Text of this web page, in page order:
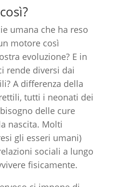
umana che ha reso
motore così
evoluzione? E in
rende diversi dai
A differenza della
tutti i neonati dei
delle cure
nascita. Molti
gli esseri umani)
sociali a lungo
fisicamente.